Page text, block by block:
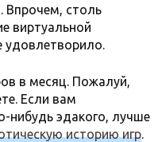
Впрочем, столь
виртуальной
удовлетворило.
в месяц. Пожалуй,
Если вам
нибудь эдакого, лучше
историю игр.